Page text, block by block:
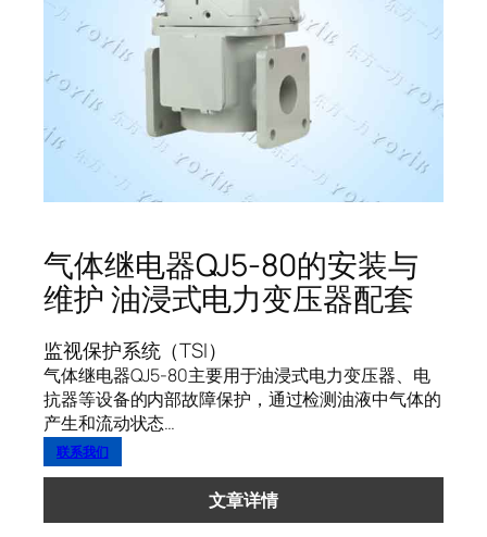
气体继电器QJ5-80的安装与
维护 油浸式电力变压器配套
监视保护系统（TSI）
气体继电器QJ5-80主要用于油浸式电力变压器、电
抗器等设备的内部故障保护，通过检测油液中气体的
产生和流动状态…
联系我们
文章详情